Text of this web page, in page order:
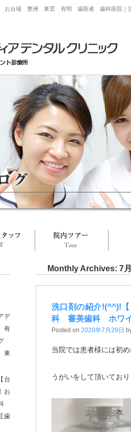
お台場 豊洲 東雲 有明 歯医者 歯科医院｜
院長・スタッフ 院内
デ
有
東
台
お
歯
Monthly Archives: 7
洗口剤の紹介!(^^)!
科 審美歯科 ホワ
Posted on 2020年7月29日
当院では患者様には初
うがいをして頂いており